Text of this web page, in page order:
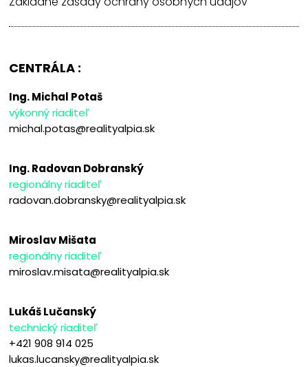
CENTRÁLA :
Ing. Michal Potaš
výkonný riaditeľ
michal.potas@realityalpia.sk
Ing. Radovan Dobranský
regionálny riaditeľ
radovan.dobransky@realityalpia.sk
Miroslav Mišata
regionálny riaditeľ
miroslav.misata@realityalpia.sk
Lukáš Lučanský
technický riaditeľ
+421 908 914 025
lukas.lucansky@realityalpia.sk